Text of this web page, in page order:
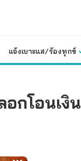
แจ้งเบาะแส/ร้องทุกข์
กโอนเงิน